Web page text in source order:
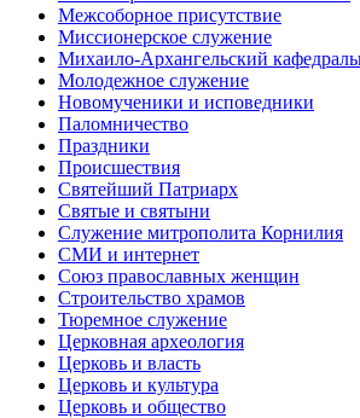
Межсоборное присутствие
Миссионерское служение
Михаило-Архангельский
Молодежное служение
Новомученики и исповедники
Паломничество
Праздники
Происшествия
Святейший Патриарх
Святые и святыни
Служение митрополита Корнилия
СМИ и интернет
Союз православных женщин
Строительство храмов
Тюремное служение
Церковная археология
Церковь и власть
Церковь и культура
Церковь и общество